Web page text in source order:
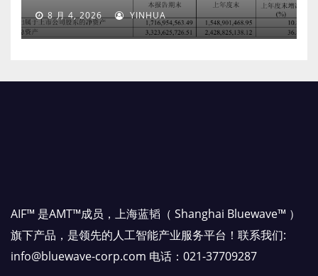
8 月 4, 2026 YINHUA
AIF™ 是AMT™成员，上海蓝韬（ Shanghai Bluewave™ ）
旗下产品，是领先的人工智能产业服务平台！联系我们:
info@bluewave-corp.com 电话：021-37709287